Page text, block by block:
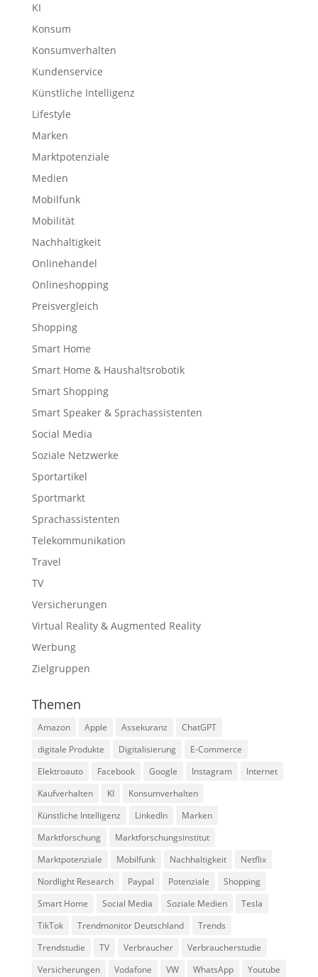
KI
Konsum
Konsumverhalten
Kundenservice
Künstliche Intelligenz
Lifestyle
Marken
Marktpotenziale
Medien
Mobilfunk
Mobilität
Nachhaltigkeit
Onlinehandel
Onlineshopping
Preisvergleich
Shopping
Smart Home
Smart Home & Haushaltsrobotik
Smart Shopping
Smart Speaker & Sprachassistenten
Social Media
Soziale Netzwerke
Sportartikel
Sportmarkt
Sprachassistenten
Telekommunikation
Travel
TV
Versicherungen
Virtual Reality & Augmented Reality
Werbung
Zielgruppen
Themen
Amazon Apple Assekuranz
ChatGPT
digitale Produkte
Digitalisierung
E-Commerce
Elektroauto
Facebook Google Instagram
Internet
Kaufverhalten
KI
Konsumverhalten
Künstliche Intelligenz
LinkedIn
Marken
Marktforschung
Marktforschungsinstitut
Marktpotenziale
Mobilfunk Nachhaltigkeit
Netflix
Nordlight Research
Paypal Potenziale
Shopping
Smart Home
Social Media Soziale Medien
Tesla
TikTok
Trendmonitor Deutschland
Trends
Trendstudie
TV Verbraucher
Verbraucherstudie
Versicherungen
Vodafone VW WhatsApp
Youtube